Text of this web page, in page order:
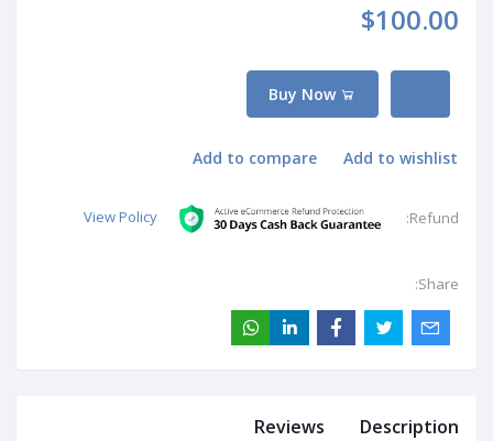
$100.00
Add to wishlist
Add to compare
Refund:
View Policy
Share:
Description
Reviews